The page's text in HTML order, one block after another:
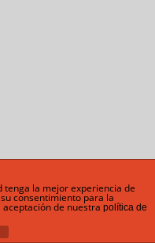
tenga la mejor experiencia de
consentimiento para la
de nuestra política de